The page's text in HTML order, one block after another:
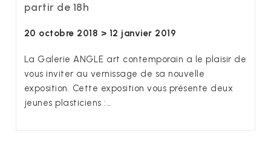
partir de 18h
20 octobre 2018 > 12 janvier 2019
La Galerie ANGLE art contemporain a le plaisir de
vous inviter au vernissage de sa nouvelle
exposition. Cette exposition vous présente deux
jeunes plasticiens :…